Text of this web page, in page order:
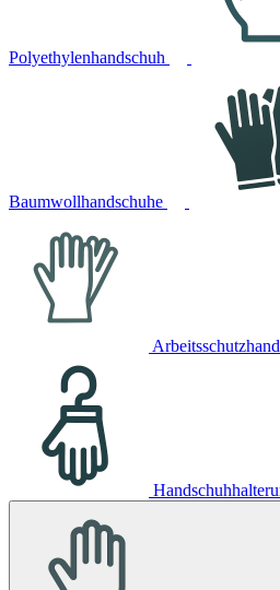
Polyethylenhandschuh
Baumwollhandschuhe